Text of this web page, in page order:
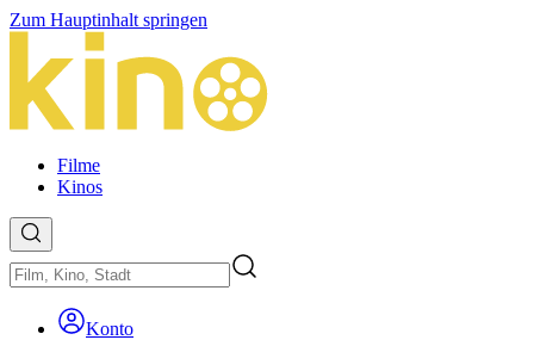
Zum Hauptinhalt springen
Filme
Kinos
Konto